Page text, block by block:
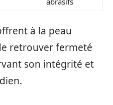
à la peau
retrouver fermeté
son intégrité et